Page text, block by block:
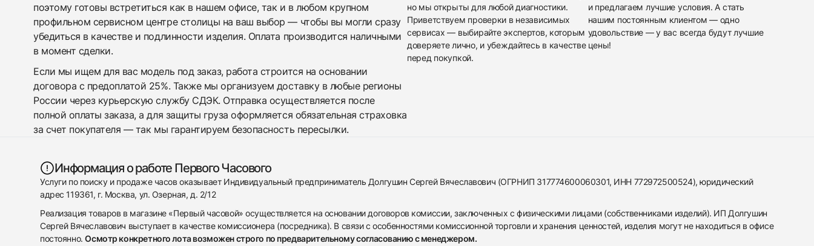
поэтому готовы встретиться как в нашем офисе, так и в любом крупном
профильном сервисном центре столицы на ваш выбор — чтобы вы могли сразу
убедиться в качестве и подлинности изделия. Оплата производится наличными
в момент сделки.
Если мы ищем для вас модель под заказ, работа строится на основании
договора с предоплатой 25%. Также мы организуем доставку в любые регионы
России через курьерскую службу СДЭК. Отправка осуществляется после
полной оплаты заказа, а для защиты груза оформляется обязательная страховка
за счет покупателя — так мы гарантируем безопасность пересылки.
но мы открыты для любой диагностики.
Приветствуем проверки в независимых
сервисах — выбирайте экспертов, которым
доверяете лично, и убеждайтесь в качестве
перед покупкой.
и предлагаем лучшие условия. А стать
нашим постоянным клиентом — одно
удовольствие — у вас всегда будут лучшие
цены!
Информация о работе Первого Часового
Услуги по поиску и продаже часов оказывает Индивидуальный предприниматель Долгушин Сергей Вячеславович (ОГРНИП 317774600060301, ИНН 772972500524), юридический
адрес 119361, г. Москва, ул. Озерная, д. 2/12
Реализация товаров в магазине «Первый часовой» осуществляется на основании договоров комиссии, заключенных с физическими лицами (собственниками изделий). ИП Долгушин
Сергей Вячеславович выступает в качестве комиссионера (посредника). В связи с особенностями комиссионной торговли и хранения ценностей, изделия могут не находиться в офисе
постоянно.Осмотр конкретного лота возможен строго по предварительному согласованию с менеджером.
Отправить заявку